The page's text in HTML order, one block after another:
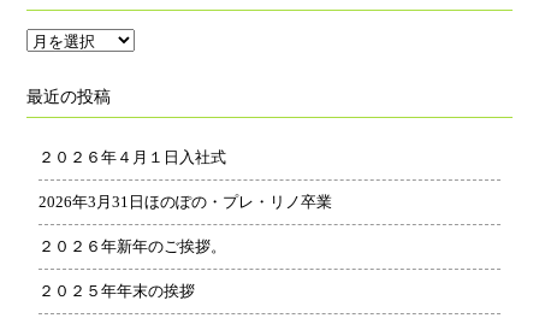
ア
カ
最近の投稿
２０２６年４月１日入社式
2026年3月31日ほのぽの・プレ・リノ卒業
２０２６年新年のご挨拶。
２０２５年年末の挨拶